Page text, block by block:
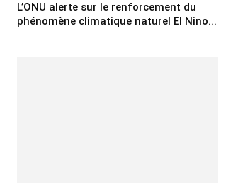
L’ONU alerte sur le renforcement du
phénomène climatique naturel El Nino...